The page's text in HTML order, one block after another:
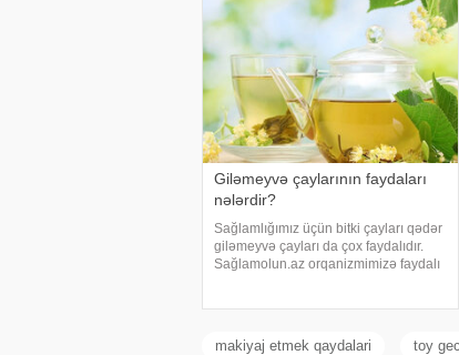
Giləmeyvə çaylarının faydaları
nələrdir?
Sağlamlığımız üçün bitki çayları qədər
giləmeyvə çayları da çox faydalıdır.
Sağlamolun.az orqanizmimizə faydalı
makiyaj etmek qaydalari toy